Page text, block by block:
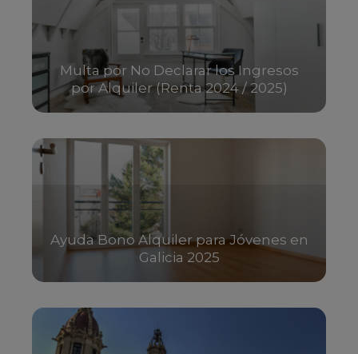
Multa por No Declarar los Ingresos
por Alquiler (Renta 2024 / 2025)
Ayuda Bono Alquiler para Jóvenes en
Galicia 2025